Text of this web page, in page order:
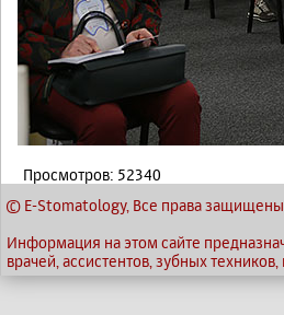
Просмотров: 52340
© E-Stomatology, Все права
Информация на этом сайте
врачей, ассистентов, зубных техников,